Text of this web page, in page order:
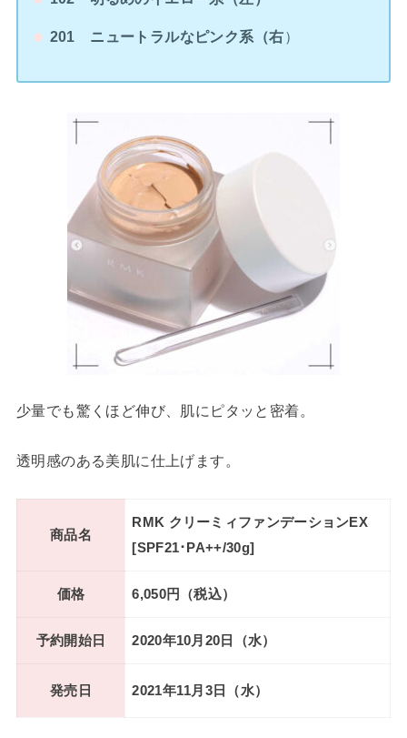
201 ニュートラルなピンク系（右）
少量でも驚くほど伸び、肌にピタッと密着。
透明感のある美肌に仕上げます。
商品名
RMK クリーミィファンデーションEX
[SPF21･PA++/30g]
価格 6,050円（税込）
予約開始日 2020年10月20日（水）
発売日 2021年11月3日（水）